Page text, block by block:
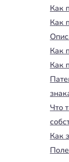
Как
Как
Как
Как
Что
Как